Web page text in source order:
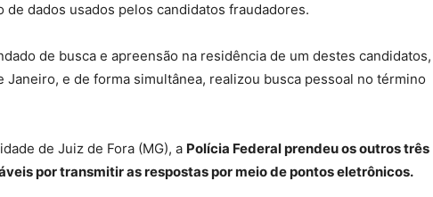
dados usados pelos candidatos fraudadores.
de busca e apreensão na residência de um destes candidatos,
Janeiro, e de forma simultânea, realizou busca pessoal no término
de Juiz de Fora (MG), a Polícia Federal prendeu os outros três
por transmitir as respostas por meio de pontos eletrônicos.